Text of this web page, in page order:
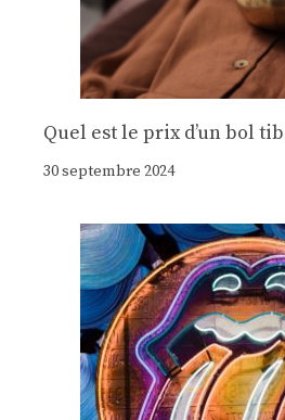
Quel est le prix d’un bol
30 septembre 2024